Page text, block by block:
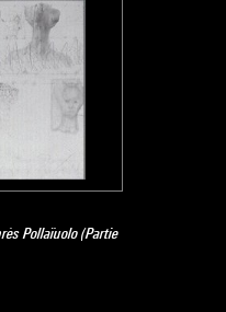
Pollaïuolo (Partie